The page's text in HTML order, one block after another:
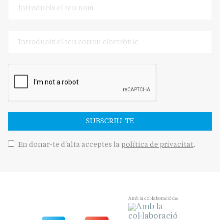
SUBSCRIU-TE
En donar-te d'alta acceptes la política de privacitat.
Amb la col·laboració de: